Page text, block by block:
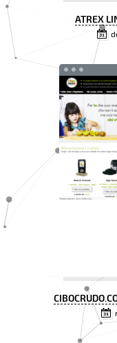
ATREX